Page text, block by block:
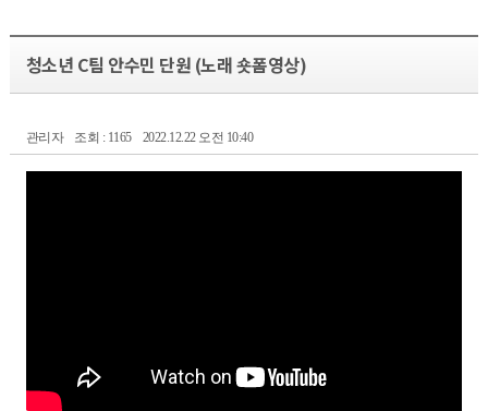
청소년 C팀 안수민 단원 (노래 숏폼영상)
관리자 조회 : 1165 2022.12.22 오전 10:40